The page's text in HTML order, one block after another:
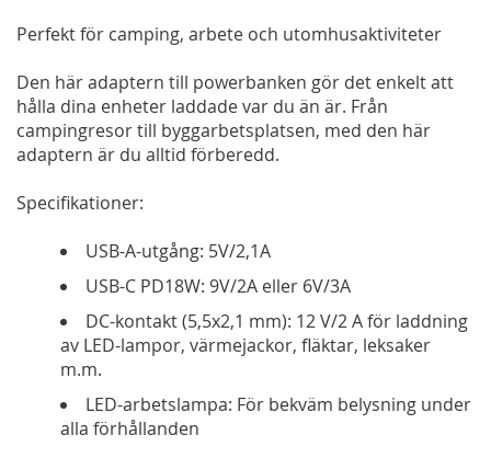
Perfekt för camping, arbete och utomhusaktiviteter
Den här adaptern till powerbanken gör det enkelt att
hålla dina enheter laddade var du än är. Från
campingresor till byggarbetsplatsen, med den här
adaptern är du alltid förberedd.
Specifikationer:
USB-A-utgång: 5V/2,1A
USB-C PD18W: 9V/2A eller 6V/3A
DC-kontakt (5,5x2,1 mm): 12 V/2 A för laddning
av LED-lampor, värmejackor, fläktar, leksaker
m.m.
LED-arbetslampa: För bekväm belysning under
alla förhållanden